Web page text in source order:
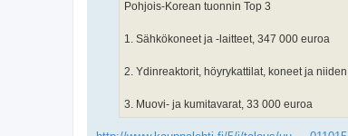
Pohjois-Korean tuonnin Top 3
1. Sähkökoneet ja -laitteet, 347 000 euroa
2. Ydinreaktorit, höyrykattilat, koneet ja
3. Muovi- ja kumitavarat, 33 000 euroa